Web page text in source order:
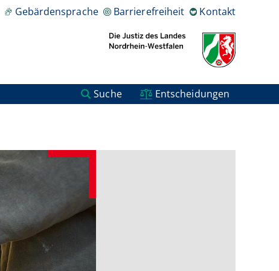
Gebärdensprache Barrierefreiheit Kontakt
Suche Entscheidungen